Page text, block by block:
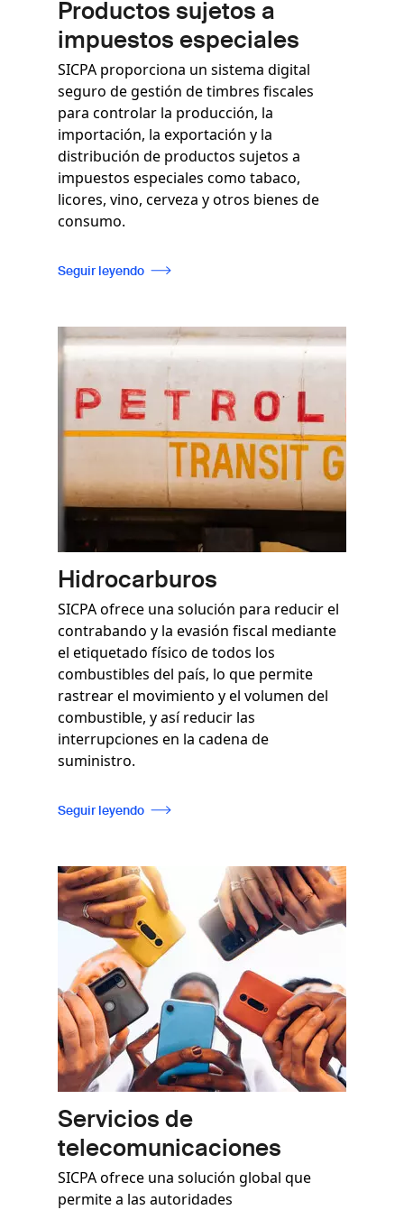
Productos sujetos a
impuestos especiales
SICPA proporciona un sistema digital
seguro de gestión de timbres fiscales
para controlar la producción, la
importación, la exportación y la
distribución de productos sujetos a
impuestos especiales como tabaco,
licores, vino, cerveza y otros bienes de
consumo.
Seguir leyendo
Imagen
Hidrocarburos
SICPA ofrece una solución para reducir el
contrabando y la evasión fiscal mediante
el etiquetado físico de todos los
combustibles del país, lo que permite
rastrear el movimiento y el volumen del
combustible, y así reducir las
interrupciones en la cadena de
suministro.
Seguir leyendo
Imagen
Servicios de
telecomunicaciones
SICPA ofrece una solución global que
permite a las autoridades